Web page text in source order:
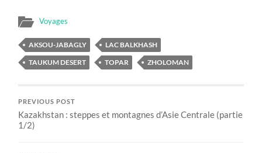
Voyages
AKSOU-JABAGLY
LAC BALKHASH
TAUKUM DESERT
TOPAR ZHOLOMAN
PREVIOUS POST
Kazakhstan : steppes et montagnes d’Asie Centrale (partie
1/2)